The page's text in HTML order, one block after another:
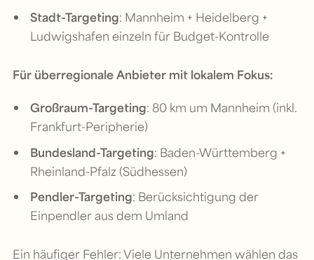
Stadt-Targeting: Mannheim + Heidelberg +
Ludwigshafen einzeln für Budget-Kontrolle
Für überregionale Anbieter mit lokalem Fokus:
Großraum-Targeting: 80 km um Mannheim (inkl.
Frankfurt-Peripherie)
Bundesland-Targeting: Baden-Württemberg +
Rheinland-Pfalz (Südhessen)
Pendler-Targeting: Berücksichtigung der
Einpendler aus dem Umland
Ein häufiger Fehler: Viele Unternehmen wählen das